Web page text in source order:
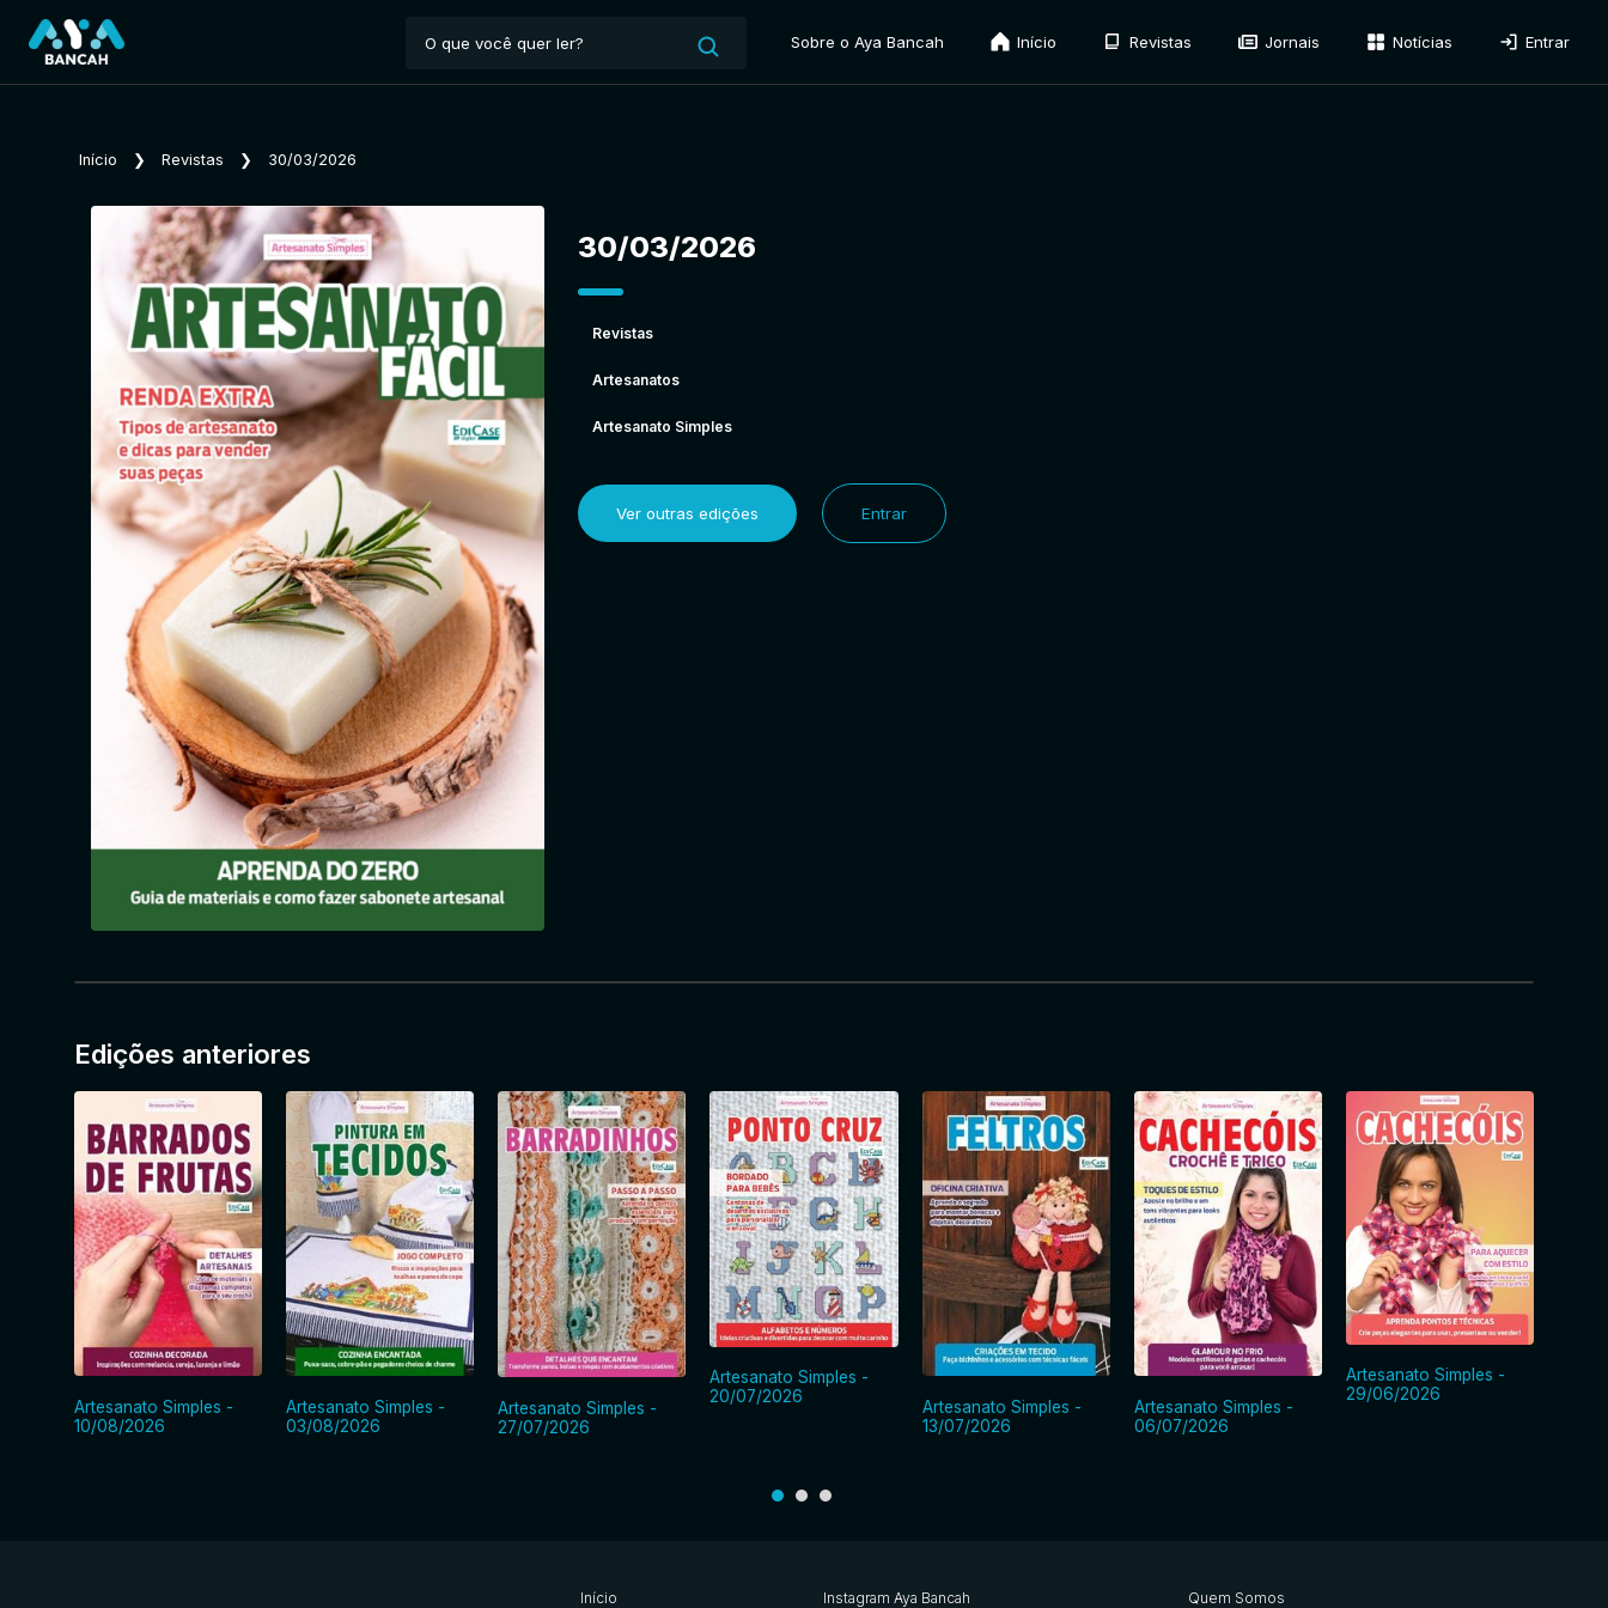
Sobre o Aya Bancah Início Revistas Jornais Notícias Entrar
Início ❯ Revistas ❯ 30/03/2026
30/03/2026
Revistas
Artesanatos
Artesanato Simples
Ver outras edições Entrar
Edições anteriores
Artesanato Simples -
10/08/2026
Artesanato Simples -
03/08/2026
Artesanato Simples -
27/07/2026
Artesanato Simples -
20/07/2026
Artesanato Simples -
13/07/2026
Artesanato Simples -
06/07/2026
Artesanato Simples -
29/06/2026
Início Instagram Aya Bancah Quem Somos